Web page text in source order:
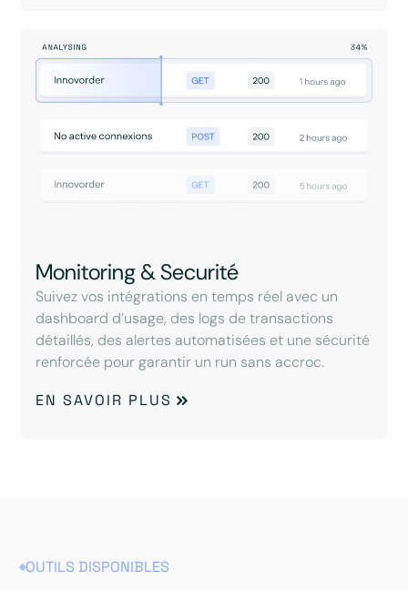
Monitoring & Securité
Suivez vos intégrations en temps réel avec un
dashboard d’usage, des logs de transactions
détaillés, des alertes automatisées et une sécurité
renforcée pour garantir un run sans accroc.
EN SAVOIR PLUS
OUTILS DISPONIBLES